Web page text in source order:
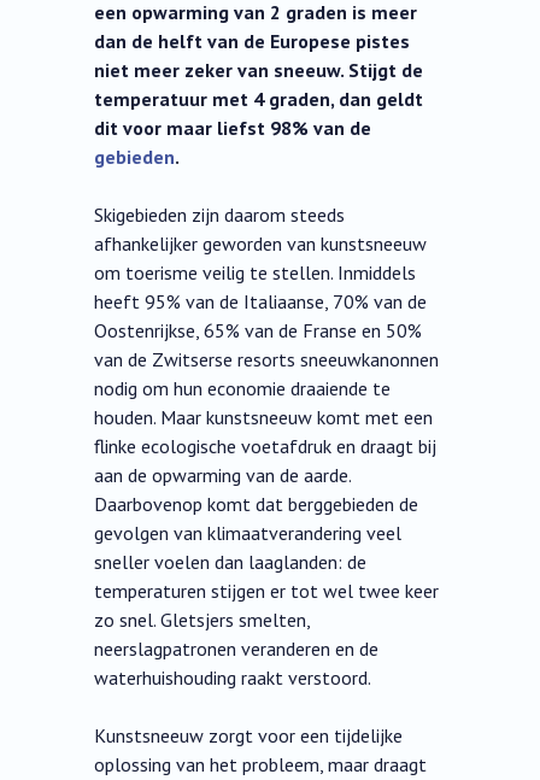
een opwarming van 2 graden is meer
dan de helft van de Europese pistes
niet meer zeker van sneeuw. Stijgt de
temperatuur met 4 graden, dan geldt
dit voor maar liefst 98% van de
gebieden.
Skigebieden zijn daarom steeds
afhankelijker geworden van kunstsneeuw
om toerisme veilig te stellen. Inmiddels
heeft 95% van de Italiaanse, 70% van de
Oostenrijkse, 65% van de Franse en 50%
van de Zwitserse resorts sneeuwkanonnen
nodig om hun economie draaiende te
houden. Maar kunstsneeuw komt met een
flinke ecologische voetafdruk en draagt bij
aan de opwarming van de aarde.
Daarbovenop komt dat berggebieden de
gevolgen van klimaatverandering veel
sneller voelen dan laaglanden: de
temperaturen stijgen er tot wel twee keer
zo snel. Gletsjers smelten,
neerslagpatronen veranderen en de
waterhuishouding raakt verstoord.
Kunstsneeuw zorgt voor een tijdelijke
oplossing van het probleem, maar draagt